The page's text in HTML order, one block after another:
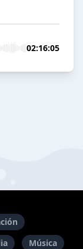
02:16:05
Música